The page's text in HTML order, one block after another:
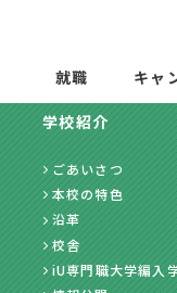
就職 キャ
学校紹介
ごあいさつ
本校の特色
沿革
校舎
iU専門職大学編入